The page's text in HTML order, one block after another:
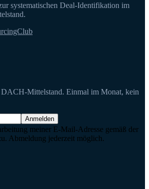
systematischen Deal-Identifikation im
Mittelstand. Einmal im Monat, kein
Anmelden
meiner E-Mail-Adresse gemäß der
Abmeldung jederzeit möglich.